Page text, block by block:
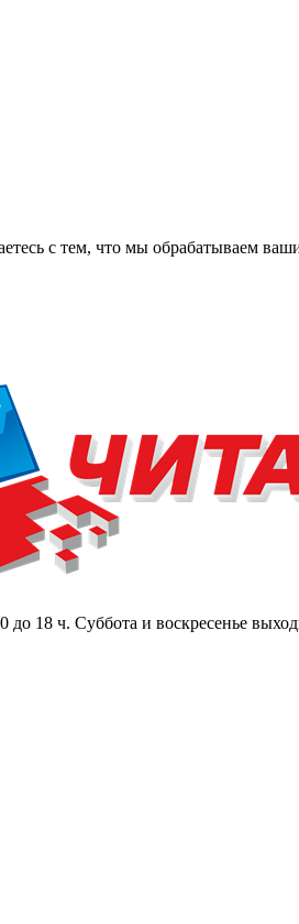
с тем, что мы обрабатываем
18 ч. Суббота и воскресенье